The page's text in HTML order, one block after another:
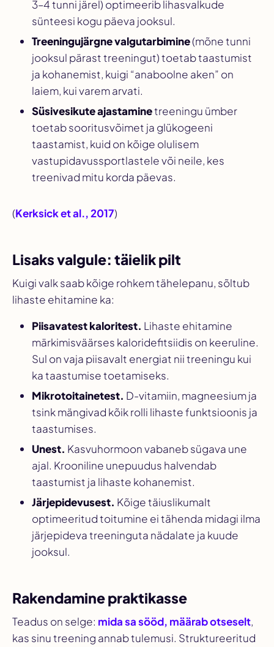
3–4 tunni järel) optimeerib lihasvalkude
sünteesi kogu päeva jooksul.
Treeningujärgne valgutarbimine(mõne tunni
jooksul pärast treeningut) toetab taastumist
ja kohanemist, kuigi “anaboolne aken” on
laiem, kui varem arvati.
Süsivesikute ajastaminetreeningu ümber
toetab sooritusvõimet ja glükogeeni
taastamist, kuid on kõige olulisem
vastupidavussportlastele või neile, kes
treenivad mitu korda päevas.
(Kerksick et al., 2017)
Lisaks valgule: täielik pilt
Kuigi valk saab kõige rohkem tähelepanu, sõltub
lihaste ehitamine ka:
Piisavatest kaloritest. Lihaste ehitamine
märkimisväärses kaloridefitsiidis on keeruline.
Sul on vaja piisavalt energiat nii treeningu kui
ka taastumise toetamiseks.
Mikrotoitainetest. D-vitamiin, magneesium ja
tsink mängivad kõik rolli lihaste funktsioonis ja
taastumises.
Unest. Kasvuhormoon vabaneb sügava une
ajal. Krooniline unepuudus halvendab
taastumist ja lihaste kohanemist.
Järjepidevusest. Kõige täiuslikumalt
optimeeritud toitumine ei tähenda midagi ilma
järjepideva treeninguta nädalate ja kuude
jooksul.
Rakendamine praktikasse
Teadus on selge: mida sa sööd, määrab otseselt,
kas sinu treening annab tulemusi. Struktureeritud